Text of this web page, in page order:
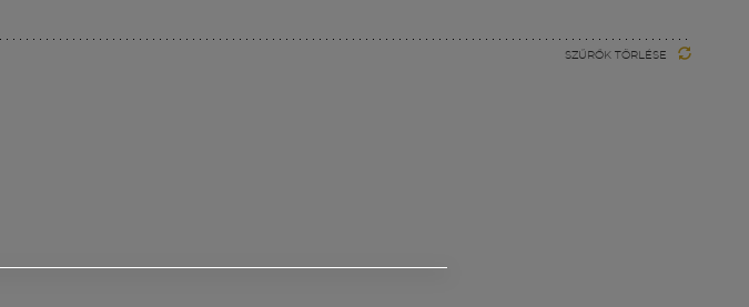
SZŰRŐK TÖRLÉSE